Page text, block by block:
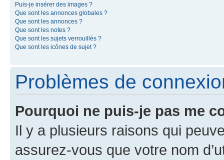
Puis-je insérer des images ?
Que sont les annonces globales ?
Que sont les annonces ?
Que sont les notes ?
Que sont les sujets verrouillés ?
Que sont les icônes de sujet ?
Problèmes de
Pourquoi ne puis-je pas me
Il y a plusieurs raisons qui
assurez-vous que votre nom